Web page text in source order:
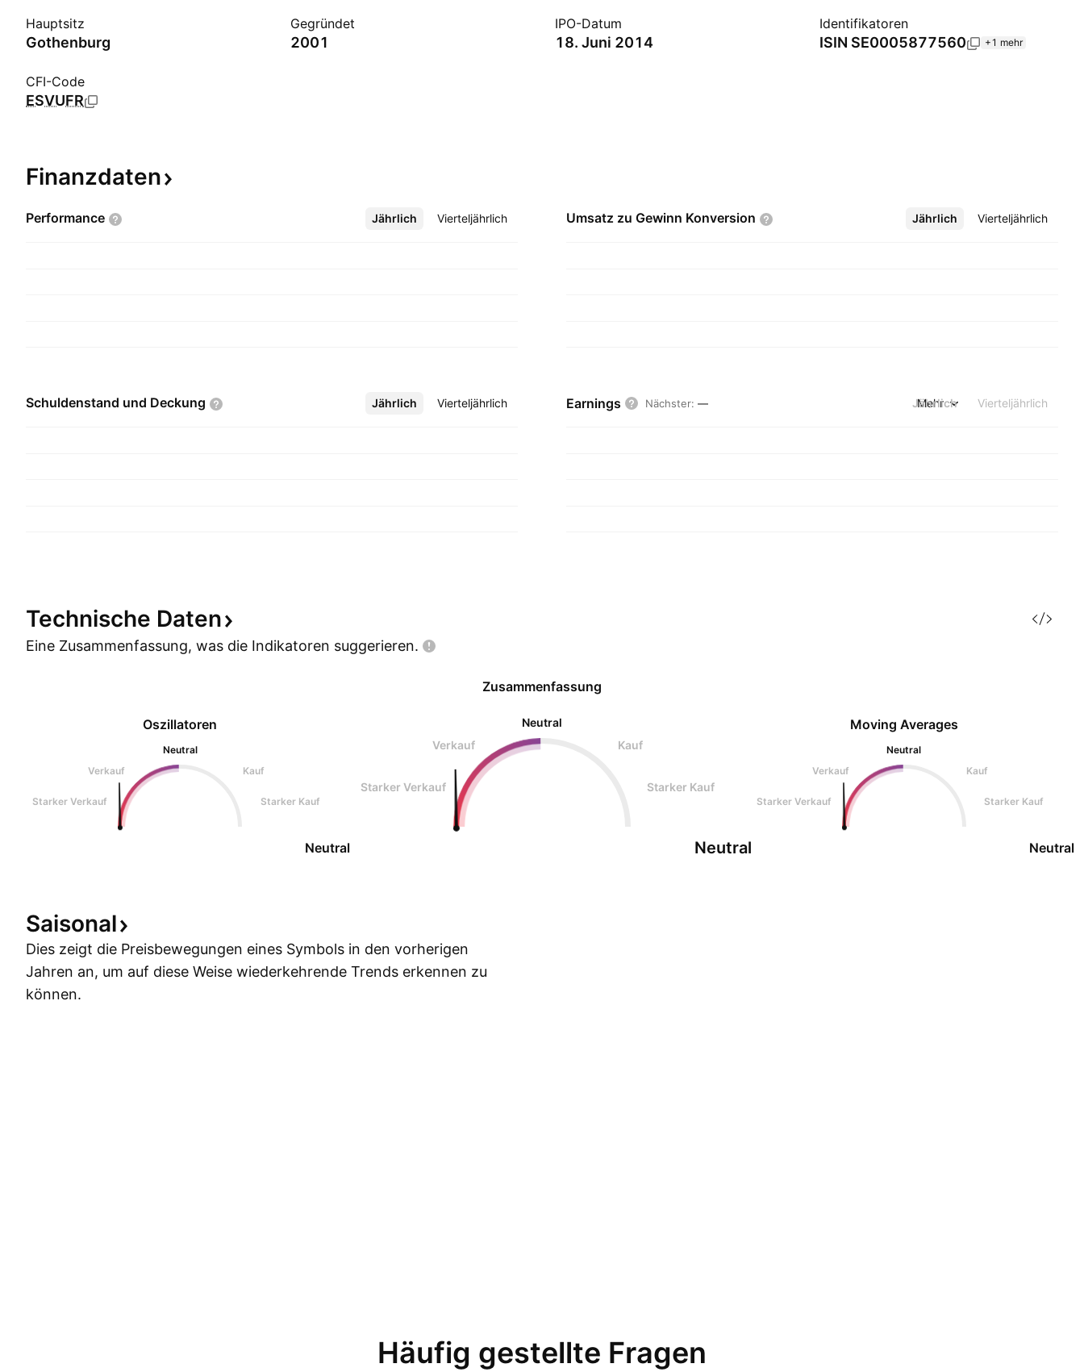
Hauptsitz
Gothenburg
Gegründet
2001
IPO-Datum
18. Juni 2014
Identifikatoren
ISIN SE0005877560 +1 mehr
CFI-Code
ESVUFR
Finanzdaten
Performance Jährlich Vierteljährlich
Mehr Umsatz zu Gewinn Konversion Jährlich Vierteljährlich
Mehr
Schuldenstand und Deckung Jährlich Vierteljährlich
Mehr Earnings Nächster: — Jährlich Vierteljährlich
Mehr
Technische Daten
Eine Zusammenfassung, was die Indikatoren suggerieren.
Oszillatoren
Neutral
Verkauf
Kauf
Starker Verkauf Starker Kauf
Neutral
Zusammenfassung
Neutral
Verkauf
Kauf
Starker Verkauf Starker Kauf
Neutral
Moving Averages
Neutral
Verkauf
Kauf
Starker Verkauf Starker Kauf
Neutral
Saisonal
Dies zeigt die Preisbewegungen eines Symbols in den vorherigen
Jahren an, um auf diese Weise wiederkehrende Trends erkennen zu
können.
Häufig gestellte Fragen